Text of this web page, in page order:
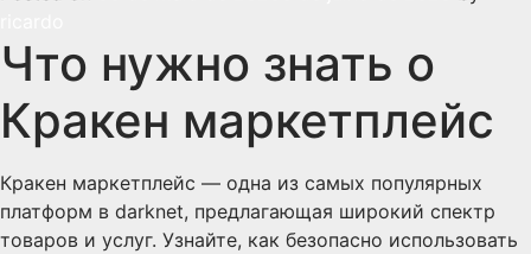
Что нужно знать о
Кракен маркетплейс
Кракен маркетплейс — одна из самых популярных
платформ в darknet, предлагающая широкий спектр
товаров и услуг. Узнайте, как безопасно использовать